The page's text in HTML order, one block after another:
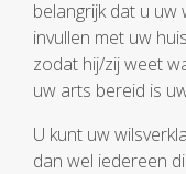
belangrijk dat u uw
invullen met uw
zodat hij/zij weet
uw arts bereid is
U kunt uw
dan wel iedereen